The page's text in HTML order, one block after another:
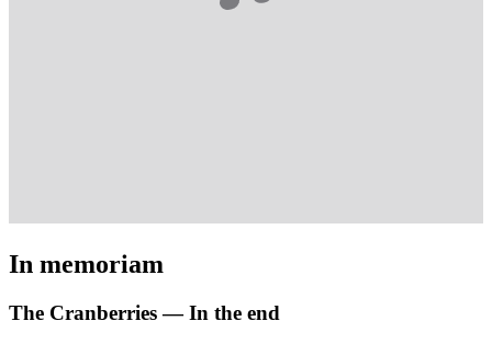
In memoriam
The Cranberries — In the end